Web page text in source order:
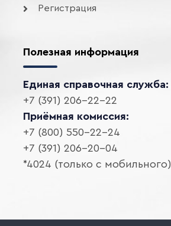
Регистрация
Полезная информация
Единая справочная служба:
+7 (391) 206-22-22
Приёмная комиссия:
+7 (800) 550-22-24
+7 (391) 206-20-04
*4024 (только с мобильного)